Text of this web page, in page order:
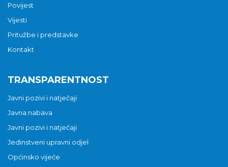
Povijest
Vijesti
Pritužbe i predstavke
Kontakt
TRANSPARENTNOST
Javni pozivi i natječaji
Javna nabava
Javni pozivi i natječaji
Jedinstveni upravni odjel
Općinsko vijeće